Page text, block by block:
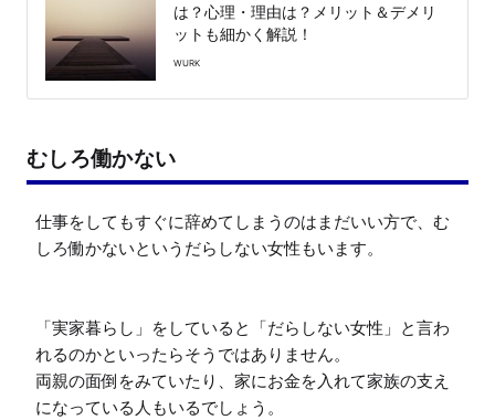
は？心理・理由は？メリット＆デメリ
ットも細かく解説！
WURK
むしろ働かない
仕事をしてもすぐに辞めてしまうのはまだいい方で、む
しろ働かないというだらしない女性もいます。
「実家暮らし」をしていると「だらしない女性」と言わ
れるのかといったらそうではありません。
両親の面倒をみていたり、家にお金を入れて家族の支え
になっている人もいるでしょう。